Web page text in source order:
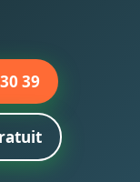
39